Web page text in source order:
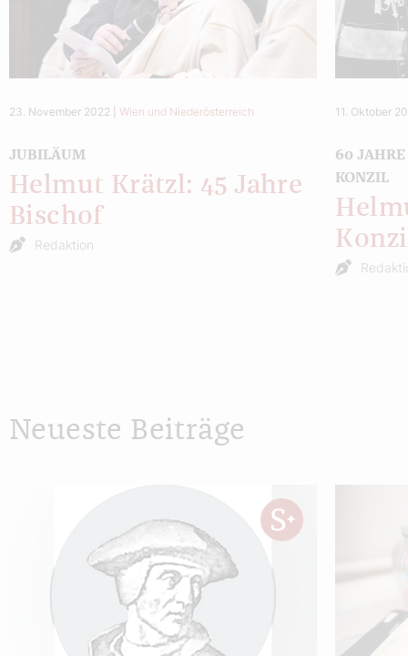
23. November 2022 Wien und Niederösterreich
JUBILÄUM
Helmut Krätzl: 45 Jahre
Bischof
Redaktion
11. Oktober
60
KONZIL
Neueste Beiträge